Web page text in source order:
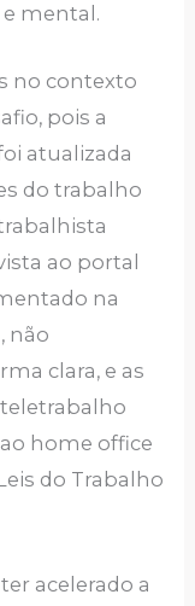
mental.
no contexto
pois a
atualizada
do trabalho
ao portal
na
não
clara, e as
home office
do Trabalho
acelerado a